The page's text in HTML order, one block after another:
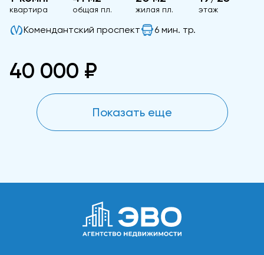
квартира общая пл. жилая пл. этаж
Комендантский проспект 6 мин. тр.
40 000 ₽
Показать еще